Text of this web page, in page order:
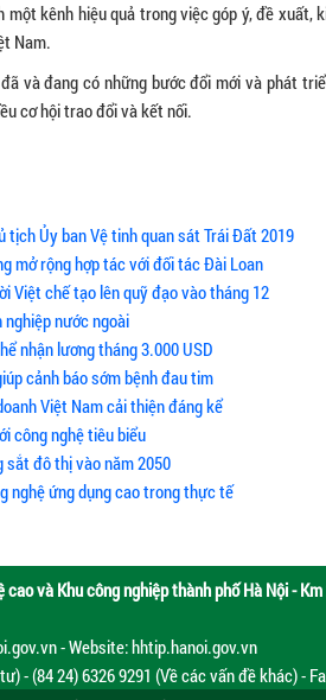
kênh hiệu quả trong việc góp ý, đề xuất,
Nam.
đã và đang có những bước đổi mới và phát
cơ hội trao đổi và kết nối.
tịch Ủy ban Vệ tinh quan sát Trái Đất 2019
mở rộng hợp tác với đối tác Đài Loan
Việt chế tạo lên quỹ đạo vào tháng 12
nghiệp nước ngoài
nhận lương tháng 3.000 USD
cảnh báo sớm bệnh đau tim
Việt Nam cải thiện đáng kể
công nghệ tiêu biểu
sắt đô thị vào năm 2050
nghệ ứng dụng cao trong thực tế
cao và Khu công nghiệp thành phố Hà Nội -
- Website: hhtip.hanoi.gov.vn
- (84 24) 6326 9291 (Về các vấn đề khác) -